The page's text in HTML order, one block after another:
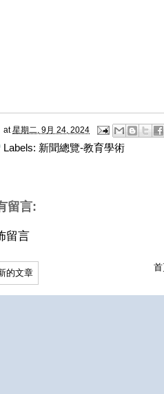
at 星期二, 9月 24, 2024
Labels: 新聞總覽-教育學術
留言:
留言
的文章